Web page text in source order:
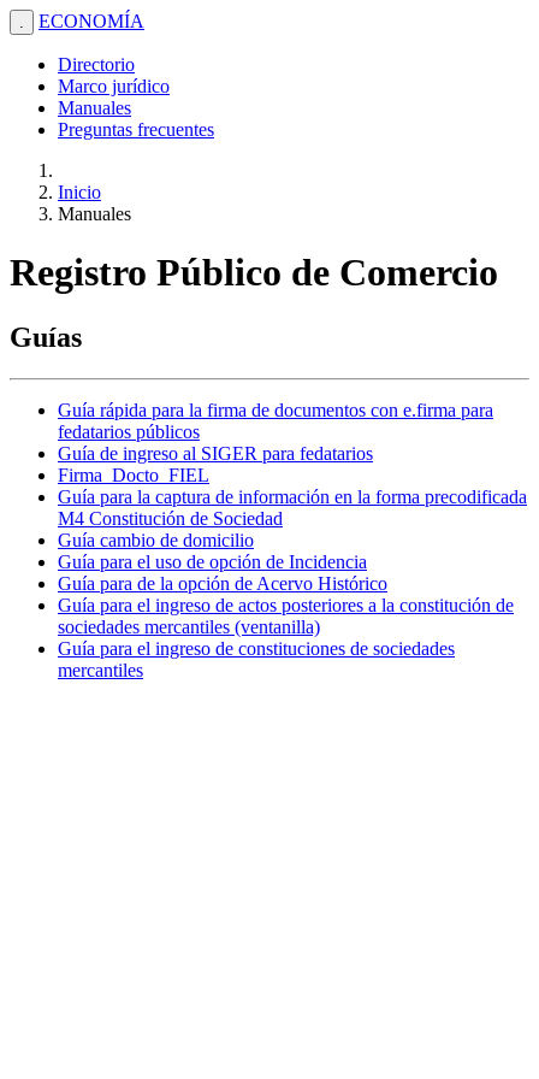
. ECONOMÍA
Directorio
Marco jurídico
Manuales
Preguntas frecuentes
Inicio
Manuales
Registro Público de Comercio
Guías
Guía rápida para la firma de documentos con e.firma para
fedatarios públicos
Guía de ingreso al SIGER para fedatarios
Firma_Docto_FIEL
Guía para la captura de información en la forma precodificada
M4 Constitución de Sociedad
Guía cambio de domicilio
Guía para el uso de opción de Incidencia
Guía para de la opción de Acervo Histórico
Guía para el ingreso de actos posteriores a la constitución de
sociedades mercantiles (ventanilla)
Guía para el ingreso de constituciones de sociedades
mercantiles